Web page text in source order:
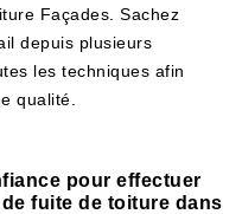
Façades. Sachez
depuis plusieurs
les techniques afin
qualité.
pour effectuer
fuite de toiture dans